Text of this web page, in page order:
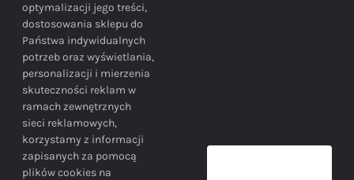
BEZPIECZEŃSTWO
Bezpieczne zakupy gwarantowane!
optymalizacji jego treści,
dostosowania sklepu do
Państwa indywidualnych
potrzeb oraz wyświetlania,
personalizacji i mierzenia
skuteczności reklam w
ramach zewnętrznych
sieci reklamowych,
korzystamy z informacji
zapisanych za pomocą
plików cookies na